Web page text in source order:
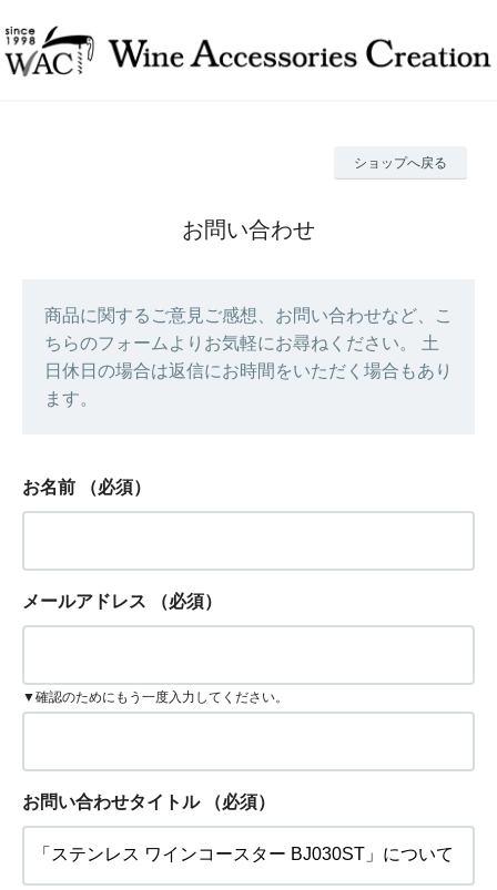
ショップへ戻る
お問い合わせ
商品に関するご意見ご感想、お問い合わせなど、こ
ちらのフォームよりお気軽にお尋ねください。 土
日休日の場合は返信にお時間をいただく場合もあり
ます。
お名前 （必須）
メールアドレス （必須）
▼確認のためにもう一度入力してください。
お問い合わせタイトル （必須）